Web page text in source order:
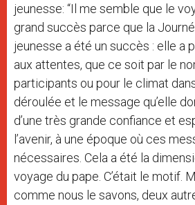
jeunesse: “Il me semble que le
grand succès parce que la
jeunesse a été un succès : elle a
aux attentes, que ce soit par le
participants ou pour le climat
déroulée et le message qu’elle
d’une très grande confiance et
l’avenir, à une époque où ces
nécessaires. Cela a été la
voyage du pape. C’était le motif.
comme nous le savons, deux